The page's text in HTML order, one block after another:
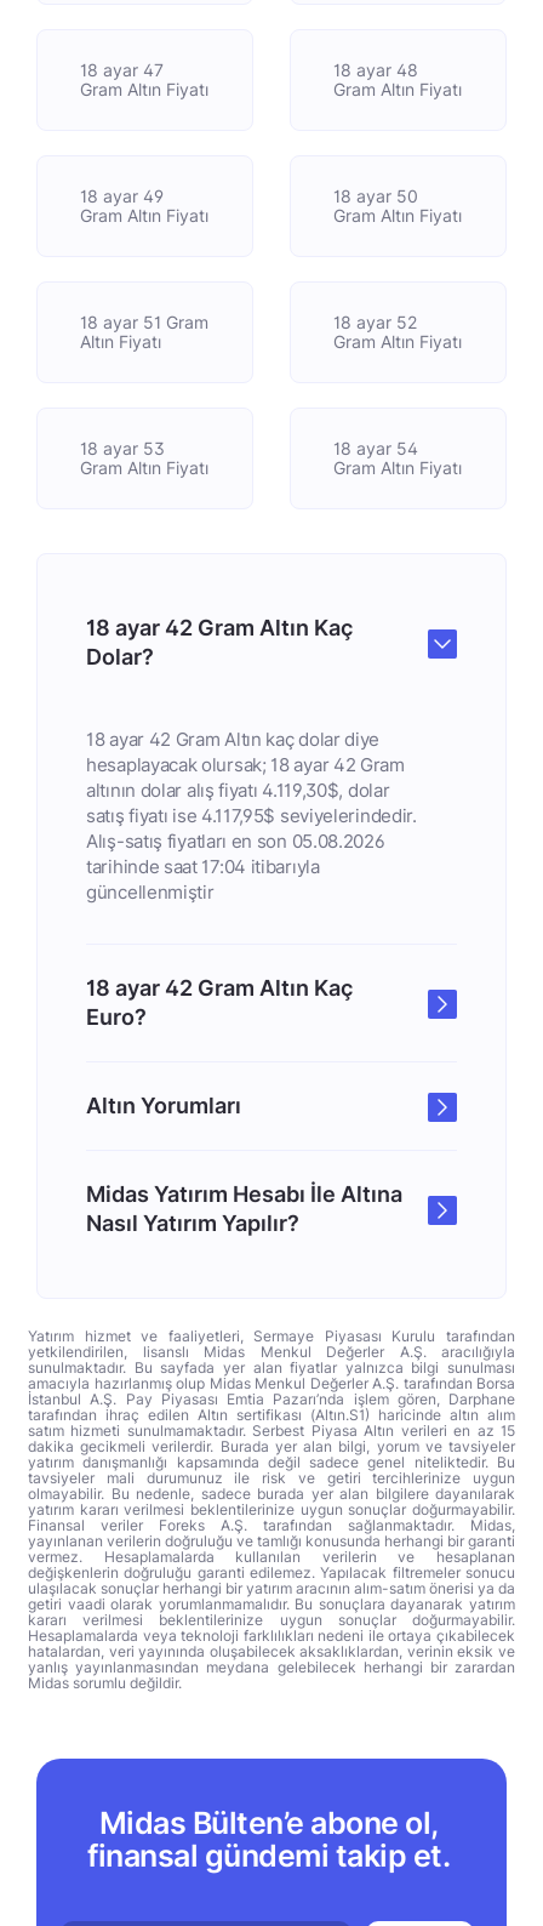
18 ayar 47
Gram Altın Fiyatı
18 ayar 48
Gram Altın Fiyatı
18 ayar 49
Gram Altın Fiyatı
18 ayar 50
Gram Altın Fiyatı
18 ayar 51 Gram
Altın Fiyatı
18 ayar 52
Gram Altın Fiyatı
18 ayar 53
Gram Altın Fiyatı
18 ayar 54
Gram Altın Fiyatı
18 ayar 42 Gram Altın Kaç
Dolar?
18 ayar 42 Gram Altın kaç dolar diye
hesaplayacak olursak; 18 ayar 42 Gram
altının dolar alış fiyatı 4.119,30$, dolar
satış fiyatı ise 4.117,95$ seviyelerindedir.
Alış-satış fiyatları en son 05.08.2026
tarihinde saat 17:04 itibarıyla
güncellenmiştir
18 ayar 42 Gram Altın Kaç
Euro?
Altın Yorumları
Midas Yatırım Hesabı İle Altına
Nasıl Yatırım Yapılır?
Yatırım hizmet ve faaliyetleri, Sermaye Piyasası Kurulu tarafından
yetkilendirilen, lisanslı Midas Menkul Değerler A.Ş. aracılığıyla
sunulmaktadır. Bu sayfada yer alan fiyatlar yalnızca bilgi sunulması
amacıyla hazırlanmış olup Midas Menkul Değerler A.Ş. tarafından Borsa
İstanbul A.Ş. Pay Piyasası Emtia Pazarı’nda işlem gören, Darphane
tarafından ihraç edilen Altın sertifikası (Altın.S1) haricinde altın alım
satım hizmeti sunulmamaktadır. Serbest Piyasa Altın verileri en az 15
dakika gecikmeli verilerdir. Burada yer alan bilgi, yorum ve tavsiyeler
yatırım danışmanlığı kapsamında değil sadece genel niteliktedir. Bu
tavsiyeler mali durumunuz ile risk ve getiri tercihlerinize uygun
olmayabilir. Bu nedenle, sadece burada yer alan bilgilere dayanılarak
yatırım kararı verilmesi beklentilerinize uygun sonuçlar doğurmayabilir.
Finansal veriler Foreks A.Ş. tarafından sağlanmaktadır. Midas,
yayınlanan verilerin doğruluğu ve tamlığı konusunda herhangi bir garanti
vermez. Hesaplamalarda kullanılan verilerin ve hesaplanan
değişkenlerin doğruluğu garanti edilemez. Yapılacak filtremeler sonucu
ulaşılacak sonuçlar herhangi bir yatırım aracının alım-satım önerisi ya da
getiri vaadi olarak yorumlanmamalıdır. Bu sonuçlara dayanarak yatırım
kararı verilmesi beklentilerinize uygun sonuçlar doğurmayabilir.
Hesaplamalarda veya teknoloji farklılıkları nedeni ile ortaya çıkabilecek
hatalardan, veri yayınında oluşabilecek aksaklıklardan, verinin eksik ve
yanlış yayınlanmasından meydana gelebilecek herhangi bir zarardan
Midas sorumlu değildir.
Midas Bülten’e abone ol,
finansal gündemi takip et.